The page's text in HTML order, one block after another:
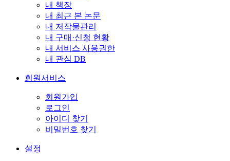
내 책장
내 최근 본 논문
내 저작물관리
내 구매·신청 현황
내 서비스 사용권한
내 관심 DB
회원서비스
회원가입
로그인
아이디 찾기
비밀번호 찾기
설정